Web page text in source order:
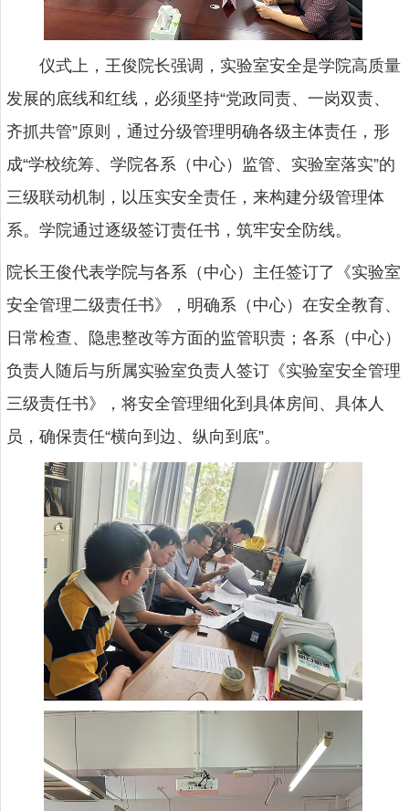
仪式上，王俊院长强调，实验室安全是学院高质量
发展的底线和红线，必须坚持“党政同责、一岗双责、
齐抓共管”原则，通过分级管理明确各级主体责任，形
成“学校统筹、学院各系（中心）监管、实验室落实”的
三级联动机制，以压实安全责任，来构建分级管理体
系。学院通过逐级签订责任书，筑牢安全防线。
院长王俊代表学院与各系（中心）主任签订了《实验室
安全管理二级责任书》，明确系（中心）在安全教育、
日常检查、隐患整改等方面的监管职责；各系（中心）
负责人随后与所属实验室负责人签订《实验室安全管理
三级责任书》，将安全管理细化到具体房间、具体人
员，确保责任“横向到边、纵向到底”。